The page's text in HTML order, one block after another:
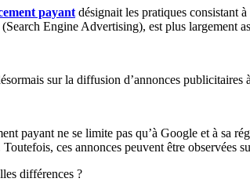
payantdésignait les pratiques consistant à
Engine Advertising), est plus largement
sur la diffusion d’annonces publicitaires
payant ne se limite pas qu’à Google et à sa
ces annonces peuvent être observées
différences ?